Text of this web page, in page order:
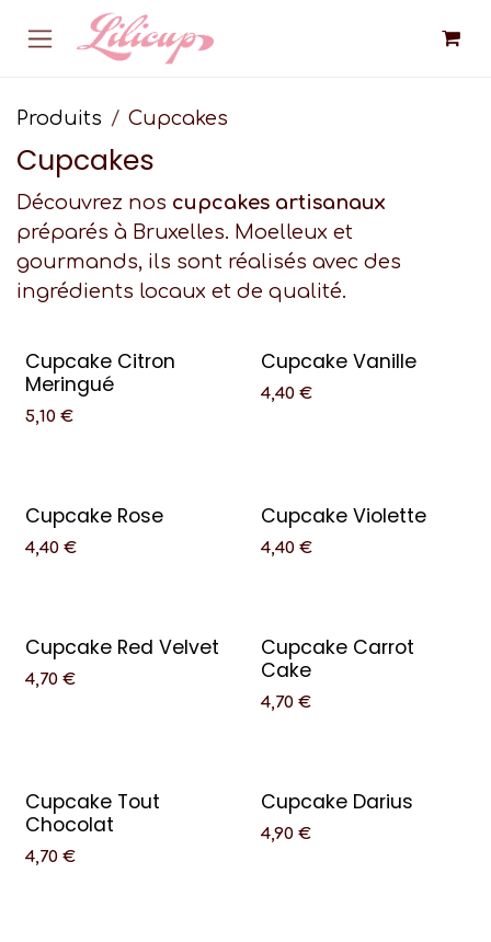
Se rendre au contenu
Produits Cupcakes
Cupcakes
Découvrez nos cupcakes artisanaux
préparés à Bruxelles. Moelleux et
gourmands, ils sont réalisés avec des
ingrédients locaux et de qualité.
Cupcake Citron
Meringué
5,10 €
Cupcake Vanille
4,40€
Cupcake Rose
4,40 €
Cupcake Violette
4,40€
Cupcake Red Velvet
4,70 €
Cupcake Carrot
Cake
4,70€
Cupcake Tout
Chocolat
4,70 €
Cupcake Darius
4,90€